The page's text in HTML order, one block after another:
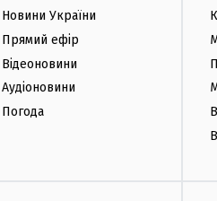
Новини України
Прямий ефір
Відеоновини
Аудіоновини
Погода